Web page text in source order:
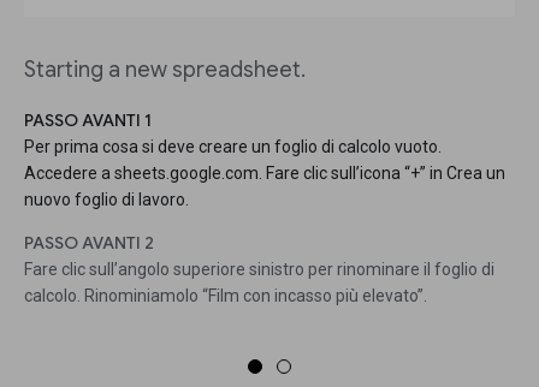
Starting a new spreadsheet.
PASSO AVANTI 1
Per prima cosa si deve creare un foglio di calcolo vuoto.
Accedere a sheets.google.com. Fare clic sull’icona “+” in Crea un
nuovo foglio di lavoro.
PASSO AVANTI 2
Fare clic sull’angolo superiore sinistro per rinominare il foglio di
calcolo. Rinominiamolo “Film con incasso più elevato”.